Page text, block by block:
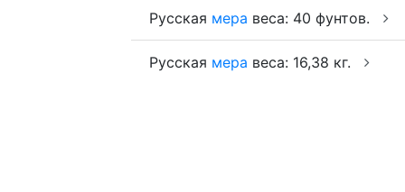
Русская мера веса: 40 фунтов.
Русская мера веса: 16,38 кг.